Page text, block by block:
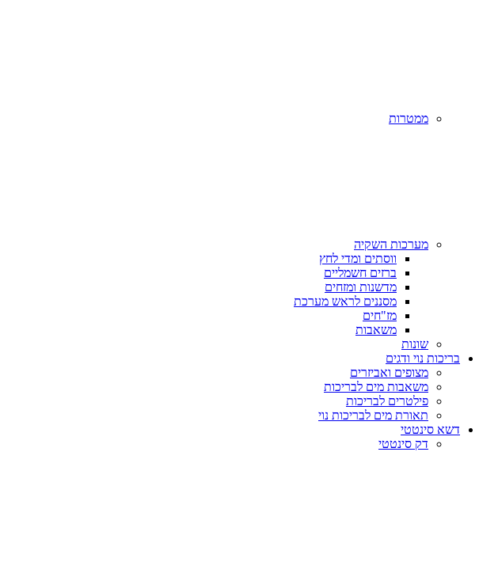
ממטרות
מערכות השקיה
ווסתים ומדי לחץ
ברזים חשמליים
מדשנות ומזחים
מסננים לראש מערכת
מז"חים
משאבות
שונות
בריכות נוי ודגים
מצופים ואביזרים
משאבות מים לבריכות
פילטרים לבריכות
תאורת מים לבריכות נוי
דשא סינטטי
דק סינטטי